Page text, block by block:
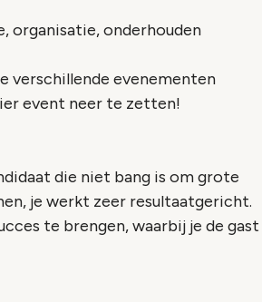
organisatie, onderhouden
verschillende evenementen
event neer te zetten!
die niet bang is om grote
je werkt zeer resultaatgericht.
te brengen, waarbij je de gast